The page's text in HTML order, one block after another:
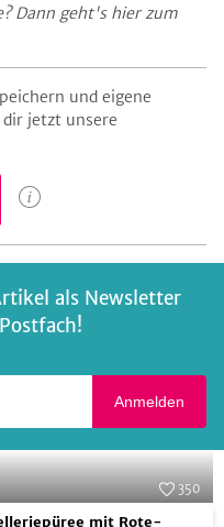
Dann geht's hier zum
und eigene
jetzt unsere
als Newsletter
Anmelden
Foto:
350
mit Rote-